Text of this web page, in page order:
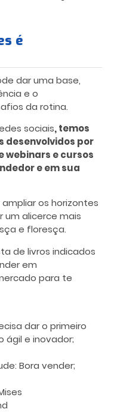
é
dar uma base,
e o
da rotina.
sociais, temos
desenvolvidos por
webinars e cursos
e em sua
os horizontes
um alicerce mais
e floresça.
de livros indicados
em
para te
dar o primeiro
ágil e inovador;
Bora vender;